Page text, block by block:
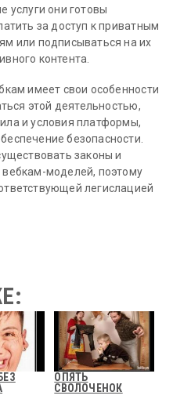
услуги они готовы
за доступ к приватным
или подписываться на их
контента.
имеет свои особенности
этой деятельностью,
и условия платформы,
безопасности.
законы и
моделей, поэтому
легислацией
ОПЯТЬ
СВОЛОЧЕНОК